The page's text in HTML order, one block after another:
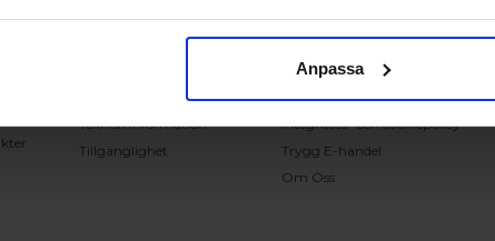
Anpassa
Beställning och offert
Monteringsanvisningar
Teknisk information
Tillgänglighet
Om ditt köp
Betalnings & leveransvillkor
Ångerrätt & återbetalning
Garantier
Integritets- och cookiepolicy
Trygg E-handel
Om Oss